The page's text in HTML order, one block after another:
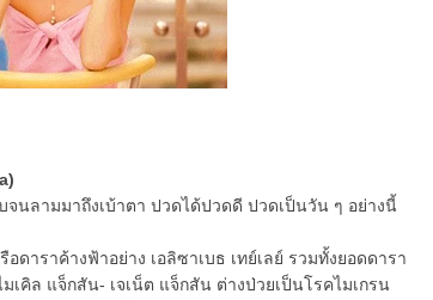
จนลามมาถึงเบ้าตา ปวดได้ปวดดี ปวดเป็นวัน ๆ อย่างนี้
าราค้างฟ้าอย่าง เอลิซาเบธ เทย์เลย์ รวมทั้งยอดดารา
เคิล แจ็กสัน- เจเน็ต แจ็กสัน ต่างป่วยเป็นโรคไมเกรน